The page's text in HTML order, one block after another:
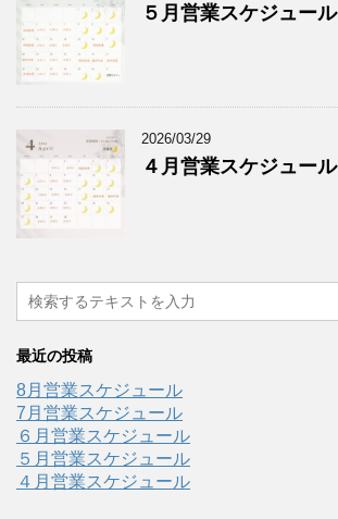
５月営業スケジュール
2026/03/29
４月営業スケジュール
最近の投稿
8月営業スケジュール
7月営業スケジュール
６月営業スケジュール
５月営業スケジュール
４月営業スケジュール